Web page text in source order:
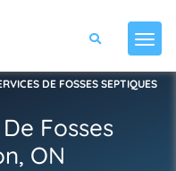
DE FOSSES SEPTIQUES
Fosses
ON